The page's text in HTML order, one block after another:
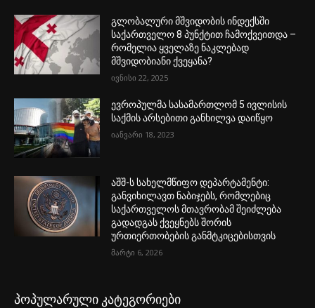
გლობალური მშვიდობის ინდექსში
საქართველო 8 პუნქტით ჩამოქვეითდა –
რომელია ყველაზე ნაკლებად
მშვიდობიანი ქვეყანა?
ივნისი 22, 2025
ევროპულმა სასამართლომ 5 ივლისის
საქმის არსებითი განხილვა დაიწყო
იანვარი 18, 2023
აშშ-ს სახელმწიფო დეპარტამენტი:
განვიხილავთ ნაბიჯებს, რომლებიც
საქართველოს მთავრობამ შეიძლება
გადადგას ქვეყნებს შორის
ურთიერთობების განმტკიცებისთვის
მარტი 6, 2026
პოპულარული კატეგორიები